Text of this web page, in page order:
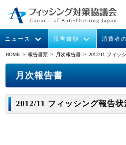
ニュース
イベント
報告書類
月次報告
消費者
フィッシング
マンガでわかるフィッシ
STOP. THINK.
運営委員紹
HOME > 報告書類 > 月次報告書 > 2012/11 フィッ
月次報告書
2012/11 フィッシング報告状